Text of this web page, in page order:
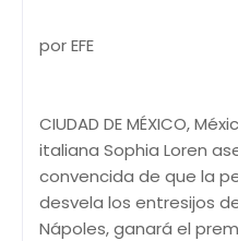
por EFE
CIUDAD DE MÉXICO,
italiana Sophia Loren
convencida de que la
desvela los entresijos
Nápoles, ganará el